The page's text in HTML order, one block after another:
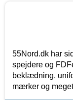
55Nord.dk har
spejdere og
beklædning,
mærker og